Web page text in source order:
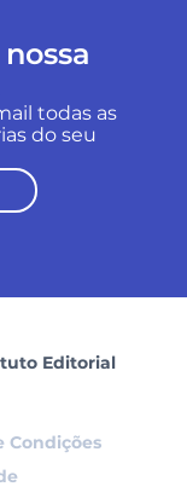
todas as
do seu
Editorial
Condições